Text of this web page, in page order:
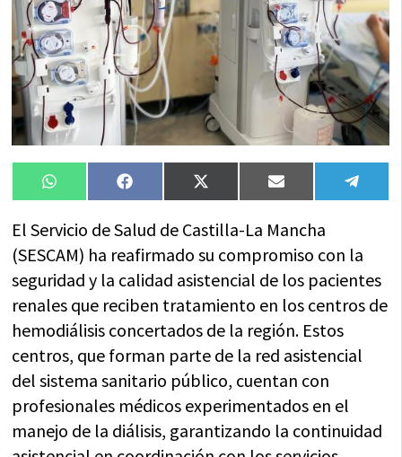
Compartir
en
WhatsAppCompartir
en
FacebookCompartir
en
X
(Twitter)
Compartir
en
Email
en
El Servicio de Salud de Castilla-La Mancha
(SESCAM) ha reafirmado su compromiso con la
seguridad y la calidad asistencial de los pacientes
renales que reciben tratamiento en los centros de
hemodiálisis concertados de la región. Estos
centros, que forman parte de la red asistencial
del sistema sanitario público, cuentan con
profesionales médicos experimentados en el
manejo de la diálisis, garantizando la continuidad